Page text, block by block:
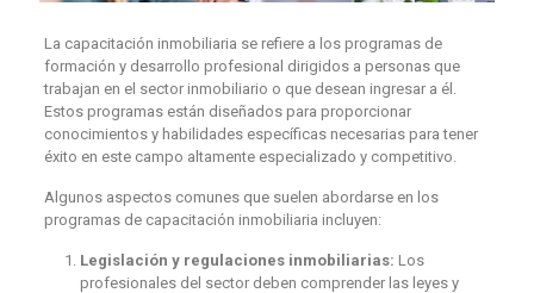
La capacitación inmobiliaria se refiere a los programas de
formación y desarrollo profesional dirigidos a personas que
trabajan en el sector inmobiliario o que desean ingresar a él.
Estos programas están diseñados para proporcionar
conocimientos y habilidades específicas necesarias para tener
éxito en este campo altamente especializado y competitivo.
Algunos aspectos comunes que suelen abordarse en los
programas de capacitación inmobiliaria incluyen:
Legislación y regulaciones inmobiliarias: Los
profesionales del sector deben comprender las leyes y